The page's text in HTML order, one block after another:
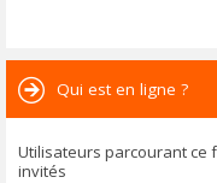
Qui est en ligne ?
Utilisateurs parcourant ce
invités